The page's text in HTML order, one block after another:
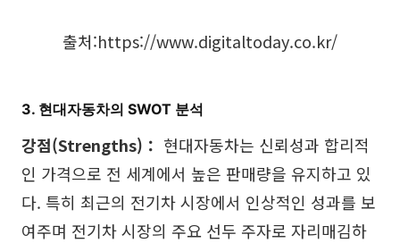
출처:https://www.digitaltoday.co.kr/
3. 현대자동차의 SWOT 분석
강점(Strengths)： 현대자동차는 신뢰성과 합리적
인 가격으로 전 세계에서 높은 판매량을 유지하고 있
다. 특히 최근의 전기차 시장에서 인상적인 성과를 보
여주며 전기차 시장의 주요 선두 주자로 자리매김하